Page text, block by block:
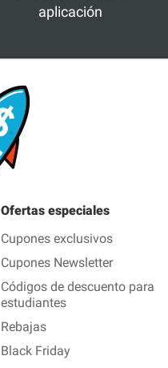
aplicación
Ofertas especiales
Cupones exclusivos
Cupones Newsletter
Códigos de descuento para
estudiantes
Rebajas
Black Friday